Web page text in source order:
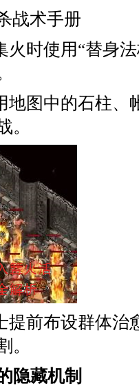
战术手册
火时使用“替身
地图中的石柱、
。
提前布设群体治
。
隐藏机制